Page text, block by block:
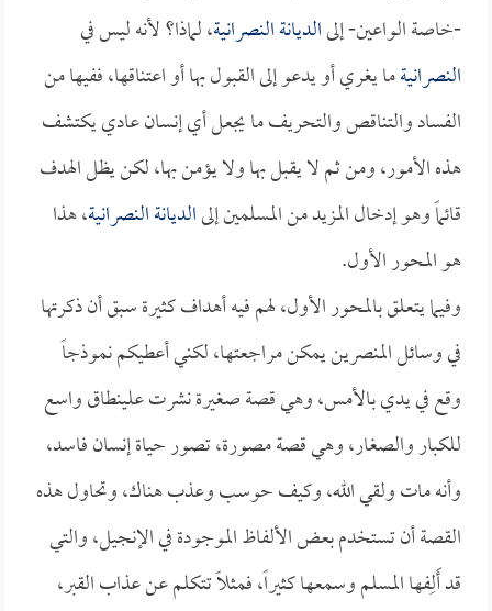
-خاصة الواعين- إلىالديانة النصرانية، لماذا؟ لأنه ليس في
النصرانيةما يغري أو يدعو إلى القبول بها أو اعتناقها، ففيها من
الفساد والتناقص والتحريف ما يجعل أي إنسان عادي يكتشف
هذه الأمور، ومن ثم لا يقبل بها ولا يؤمن بها، لكن يظل الهدف
قائماً وهو إدخال المزيد من المسلمين إلىالديانة النصرانية، هذا
هو المحور الأول.
وفيما يتعلق بالمحور الأول، لهم فيه أهداف كثيرة سبق أن ذكرتها
فيوسائل المنصرين يمكن مراجعتها، لكني أعطيكم نموذجاً
وقع في يدي بالأمس، وهي قصة صغيرة نشرت علىنطاق واسع
للكبار والصغار، وهي قصة مصورة، تصور حياة إنسان فاسد،
وأنه مات ولقي الله، وكيف حوسب وعذب هناك، وتحاول هذه
القصة أن تستخدم بعض الألفاظ الموجودة في الإنجيل، والتي
قد أَلِفها المسلم وسمعها كثيراً، فمثلاً تتكلم عن عذاب القبر،